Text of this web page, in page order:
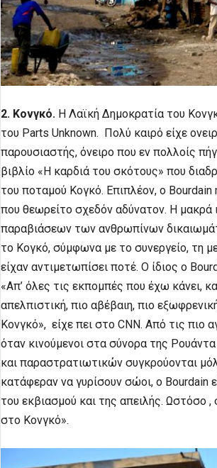
2. Κονγκό. Η Λαϊκή Δημοκρατία του
του Parts Unknown. Πολύ καιρό είχε
παρουσιαστής, όνειρο που εν πολλοίς
βιβλίο «Η καρδιά του σκότους» που
του ποταμού Κογκό. Επιπλέον, ο Bourdain
που θεωρείτο σχεδόν αδύνατον. Η μακρά
παραβιάσεων των ανθρωπίνων
το Κογκό, σύμφωνα με το συνεργείο, τη
είχαν αντιμετωπίσει ποτέ. Ο ίδιος ο
«Απ’ όλες τις εκπομπές που έχω κάνει,
απελπιστική, πιο αβέβαιη, πιο
Κονγκό», είχε πει στο CNN. Από τις πιο
όταν κινούμενοι στα σύνορα της
και παραστρατιωτικών συγκρούονται
κατάφεραν να γυρίσουν σώοι, ο Bourdain
του εκβιασμού και της απειλής. Ωστόσο ,
στο Κονγκό».